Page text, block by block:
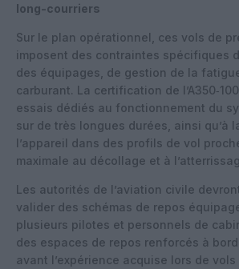
long-courriers
Sur le plan opérationnel, ces vols de
imposent des contraintes spécifiques
des équipages, de gestion de la
carburant. La certification de
essais dédiés au fonctionnement du
sur de très longues durées, ainsi qu’à
l’appareil dans des profils de vol
maximale au décollage et à
Les autorités de l’aviation civile
valider des schémas de repos
plusieurs pilotes et personnels de
des espaces de repos renforcés à
avant l’expérience acquise lors de